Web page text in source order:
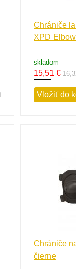
Chrániče
XPD
skladom
15,51 €
Vložiť do
Chrániče
čierne